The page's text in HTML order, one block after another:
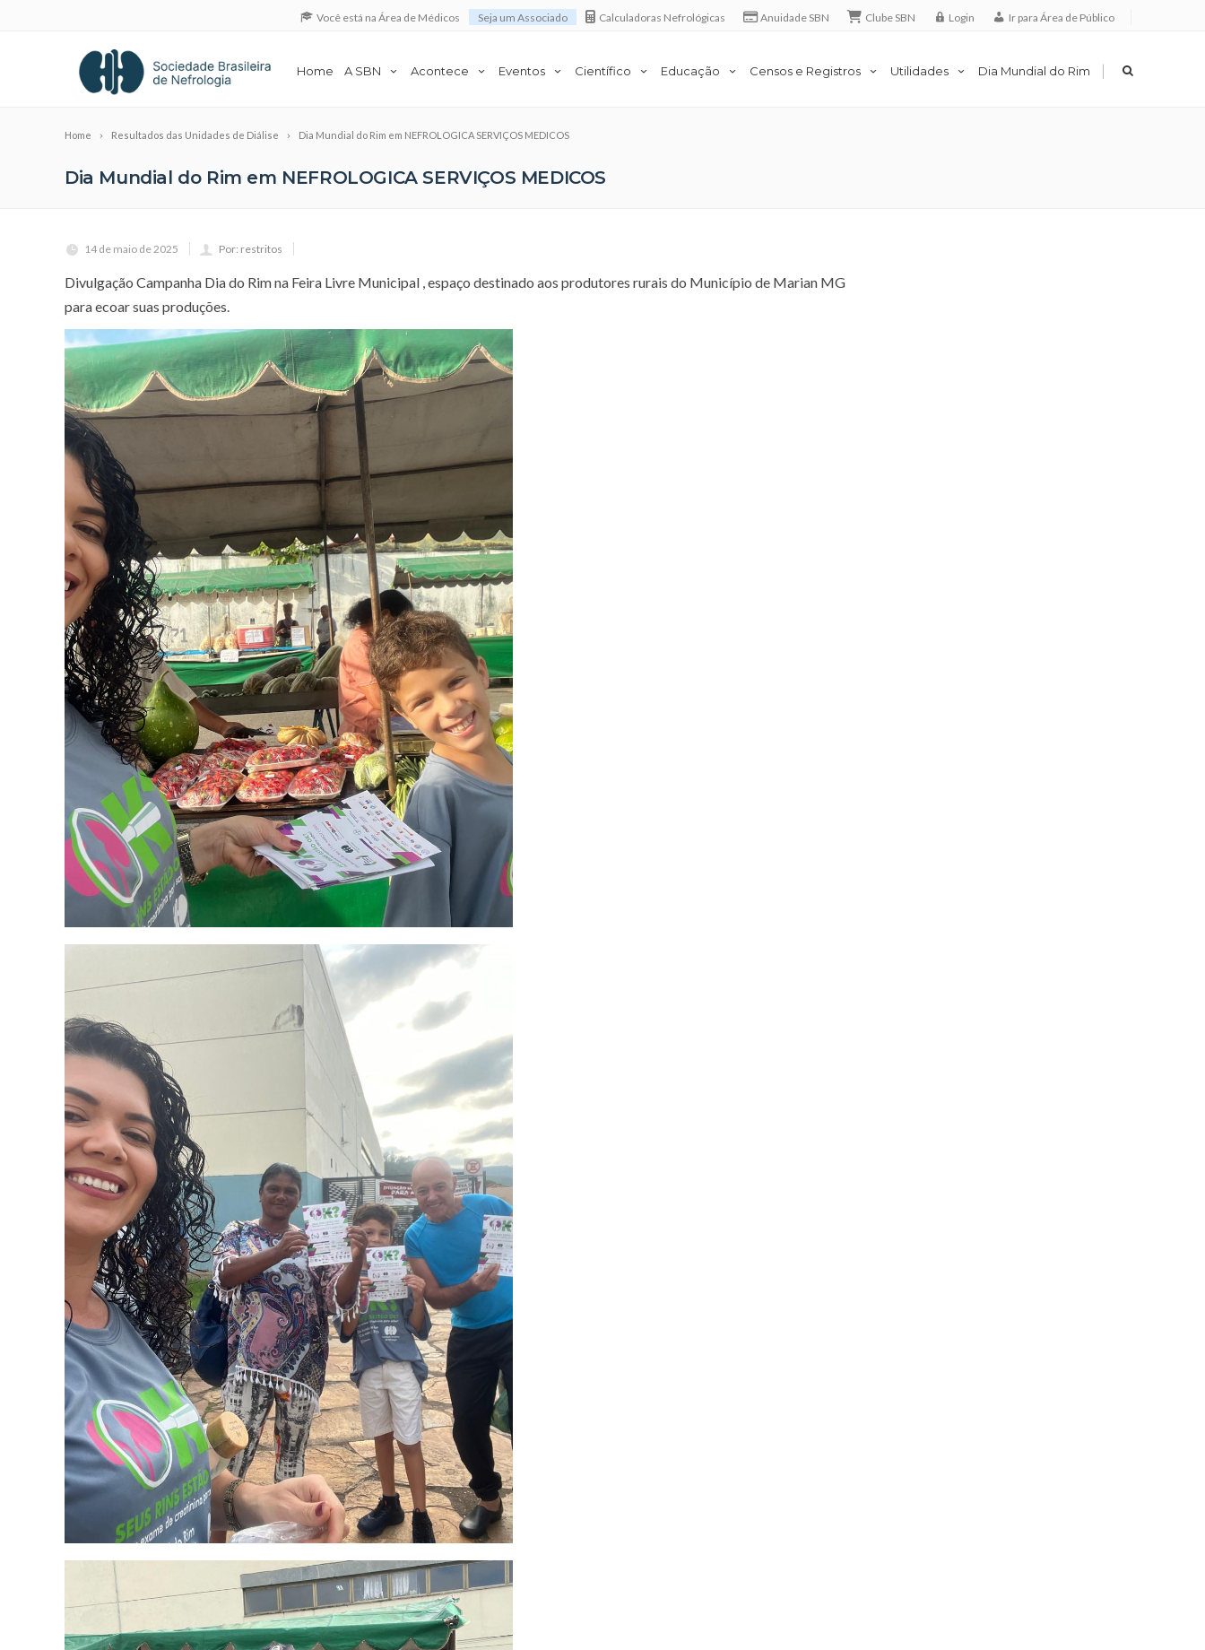
Você está na Área de Médicos Seja um Associado Calculadoras Nefrológicas Anuidade SBN Clube SBN Login Ir para Área de Público
Home A SBN Acontece Eventos Científico Educação Censos e Registros Utilidades Dia Mundial do Rim |
Home Resultados das Unidades de Diálise Dia Mundial do Rim em NEFROLOGICA SERVIÇOS MEDICOS
Dia Mundial do Rim em NEFROLOGICA SERVIÇOS MEDICOS
14 de maio de 2025 Por: restritos
Divulgação Campanha Dia do Rim na Feira Livre Municipal , espaço destinado aos produtores rurais do Município de Marian MG
para ecoar suas produções.